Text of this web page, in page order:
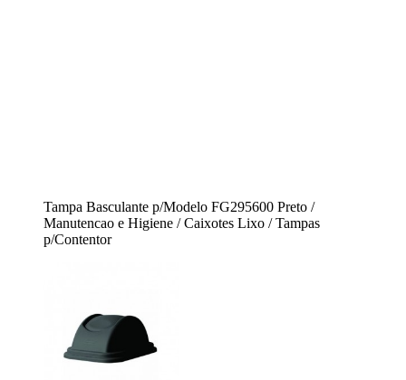
Tampa Basculante p/Modelo FG295600 Preto /
Manutencao e Higiene / Caixotes Lixo / Tampas
p/Contentor